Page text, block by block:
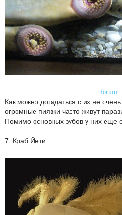
forum
Как можно догадаться с их не
огромные пиявки часто живут
Помимо основных зубов у них еще
7. Краб Йети